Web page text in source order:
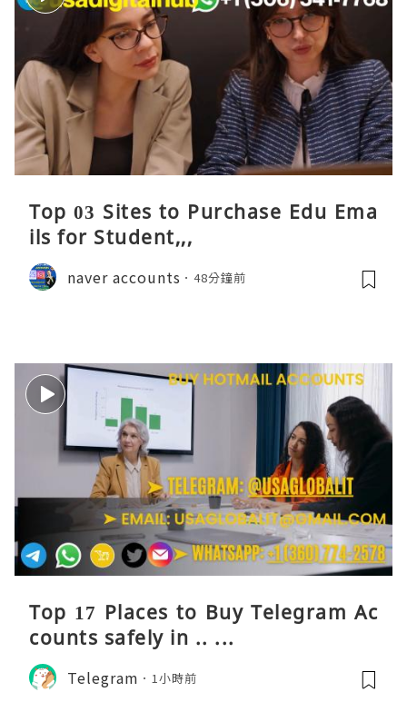
Top 03 Sites to Purchase Edu Ema
ils for Student,,,
naver accounts 48分鐘前
Top 17 Places to Buy Telegram Ac
counts safely in .. ...
Telegram 1小時前